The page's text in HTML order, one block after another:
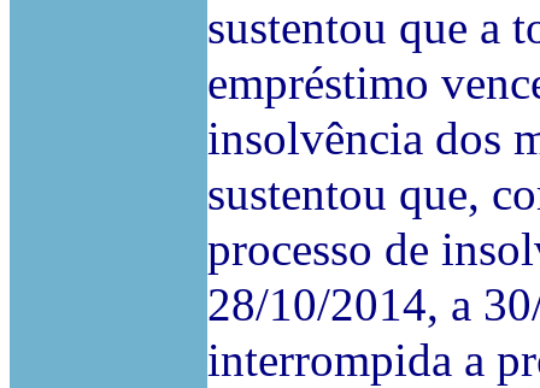
sustentou que a
empréstimo
insolvência dos
sustentou que,
processo de
28/10/2014, a
interrompida a